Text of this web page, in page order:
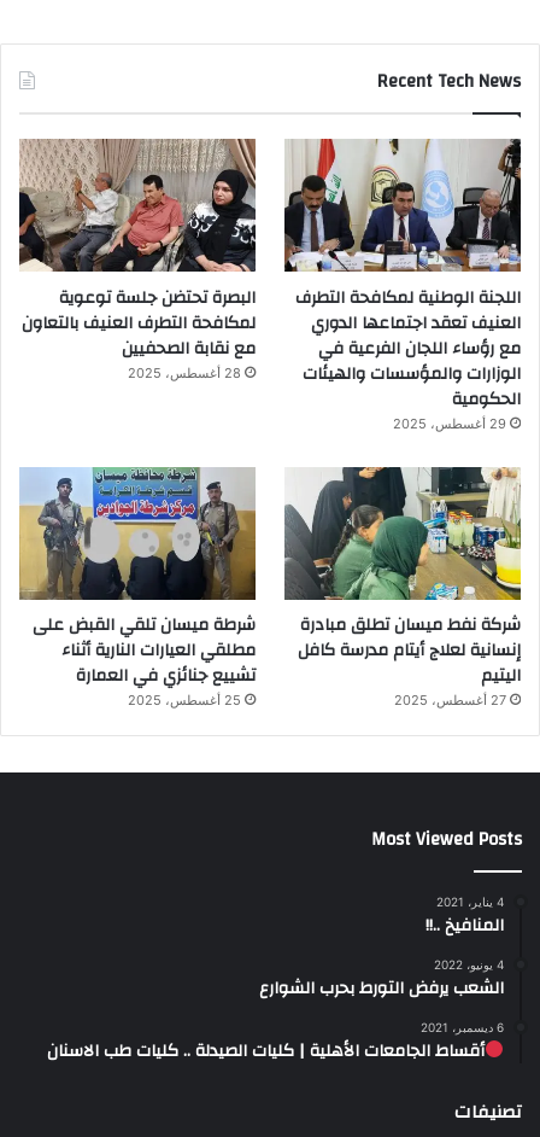
Recent Tech News
اللجنة الوطنية لمكافحة التطرف
العنيف تعقد اجتماعها الدوري
مع رؤساء اللجان الفرعية في
الوزارات والمؤسسات والهيئات
الحكومية
29 أغسطس، 2025
البصرة تحتضن جلسة توعوية
لمكافحة التطرف العنيف بالتعاون
مع نقابة الصحفيين
28 أغسطس، 2025
شركة نفط ميسان تطلق مبادرة
إنسانية لعلاج أيتام مدرسة كافل
اليتيم
27 أغسطس، 2025
شرطة ميسان تلقي القبض على
مطلقي العيارات النارية أثناء
تشييع جنائزي في العمارة
25 أغسطس، 2025
Most Viewed Posts
4 يناير، 2021
المنافيخ ..!!
4 يونيو، 2022
الشعب يرفض التورط بحرب الشوارع
6 ديسمبر، 2021
أقساط الجامعات الأهلية | كليات الصيدلة .. كليات طب الاسنان
تصنيفات